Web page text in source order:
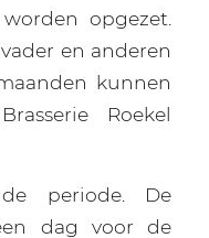
opgezet.
en anderen
kunnen
Roekel
periode. De
dag voor de